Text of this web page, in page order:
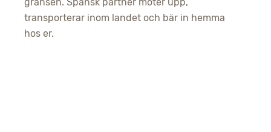
gränsen. Spansk partner möter upp,
transporterar inom landet och bär in hemma
hos er.